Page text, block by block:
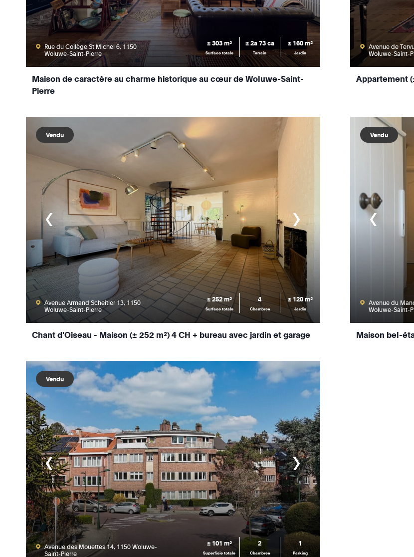
Rue du Collège St Michel 6, 1150
Woluwe-Saint-Pierre
± 303 m²
Surface totale
± 2a 73 ca
Terrain
± 160 m²
Jardin
Maison de caractère au charme historique au cœur de Woluwe-Saint-
Pierre
Avenue de
Woluwe-Saint-
Appartement
Vendu
Avenue Armand Scheitler 13, 1150
Woluwe-Saint-Pierre
± 252 m²
Surface totale
4
Chambres
± 120 m²
Jardin
Chant d'Oiseau - Maison (± 252 m²) 4 CH + bureau avec jardin et garage
Vendu
Avenue du
Woluwe-Saint-
Maison bel-
Vendu
Avenue des Mouettes 14, 1150 Woluwe-
Saint-Pierre
± 101 m²
Superficie totale
2
Chambres
1
Parking